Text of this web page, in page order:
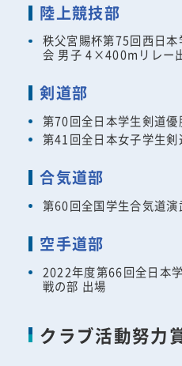
陸上競技部
秩父宮賜杯第75回西日
会 男子 4×400mリレー
剣道部
第70回全日本学生剣道優
第41回全日本女子学生
合気道部
第60回全国学生合気道
空手道部
2022年度第66回全日本
戦の部 出場
クラブ活動努力